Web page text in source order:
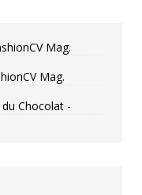
Mag.
Mag.
Chocolat -